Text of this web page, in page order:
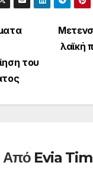
λαϊκή
του
Από Evia